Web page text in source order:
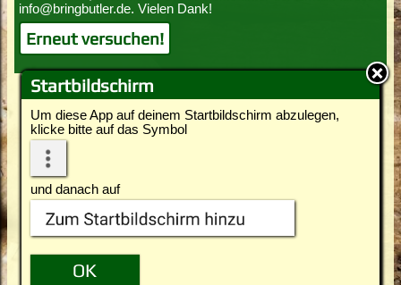
Startbildschirm
Um diese App auf deinem Startbildschirm abzulegen,
klicke bitte auf das Symbol
und danach auf
Erneut versuchen!